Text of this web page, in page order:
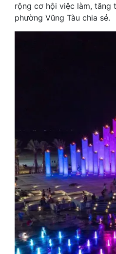
rộng cơ hội việc làm, tăng
phường Vũng Tàu chia sẻ.